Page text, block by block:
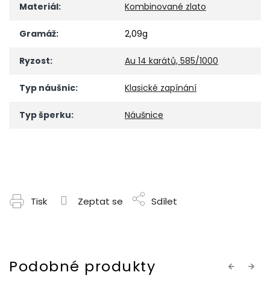
Materiál: Kombinované zlato
Gramáž: 2,09g
Ryzost: Au 14 karátů, 585/1000
Typ náušnic: Klasické zapínání
Typ šperku: Náušnice
Tisk Zeptat se Sdílet
Previous
Next